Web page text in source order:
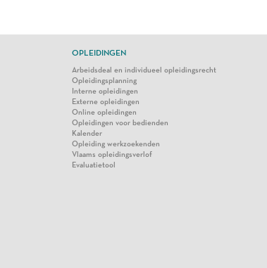
OPLEIDINGEN
Arbeidsdeal en individueel opleidingsrecht
Opleidingsplanning
Interne opleidingen
Externe opleidingen
Online opleidingen
Opleidingen voor bedienden
Kalender
Opleiding werkzoekenden
Vlaams opleidingsverlof
Evaluatietool